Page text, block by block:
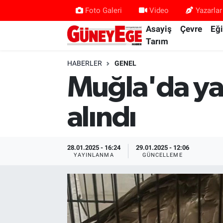
Foto Galeri Video Yazarlar
Asayiş Çevre
Tarım
HABERLER GENEL
Muğla'da
alındı
28.01.2025 - 16:24
YAYINLANMA
29.01.2025 - 12:06
GÜNCELLEME
İstanbul Hava Durumu
İstanbul Trafik Yoğunluk Haritası
Süper Lig Puan Durumu ve Fikstür
Tüm Manşetler